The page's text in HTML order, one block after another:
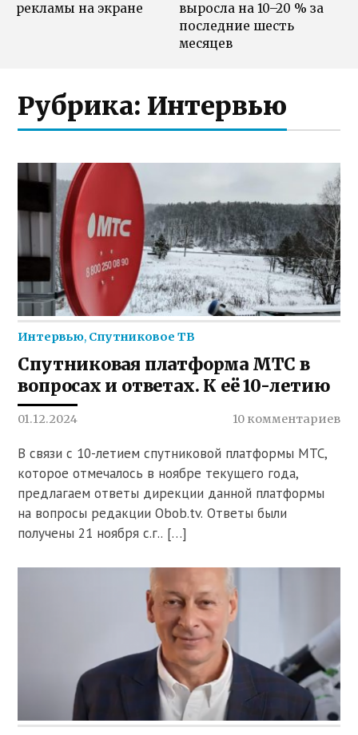
рекламы на экране
выросла на 10–20 % за
последние шесть
месяцев
Рубрика: Интервью
Интервью, Спутниковое ТВ
Спутниковая платформа МТС в
вопросах и ответах. К её 10-летию
01.12.2024 10 комментариев
В связи с 10-летием спутниковой платформы МТС,
которое отмечалось в ноябре текущего года,
предлагаем ответы дирекции данной платформы
на вопросы редакции Obob.tv. Ответы были
получены 21 ноября с.г.. […]